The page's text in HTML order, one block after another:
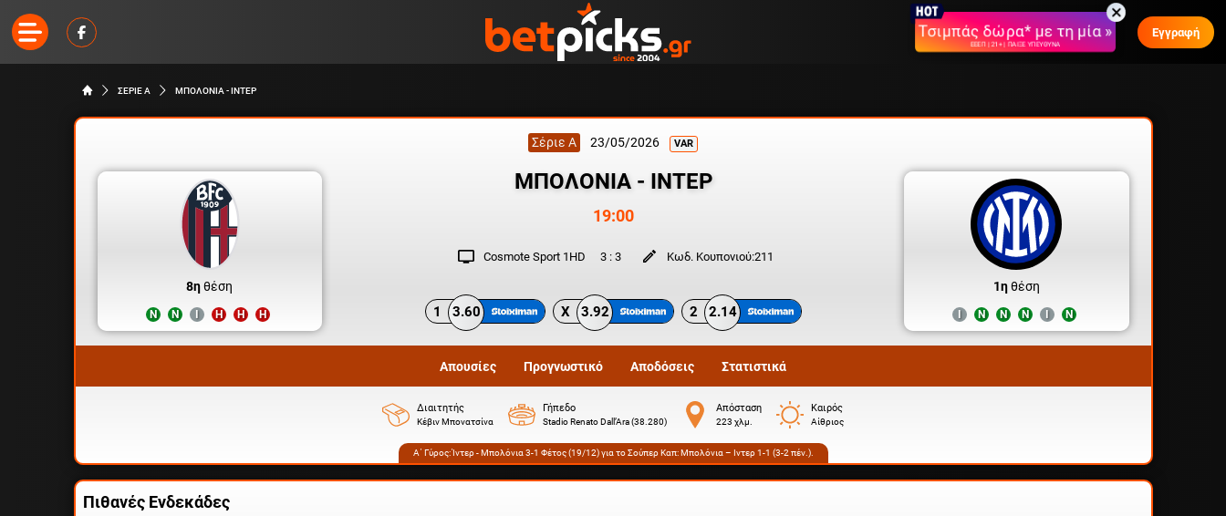
Τσιμπάς δώρα* με τη μία »
ΕΕΕΠ | 21+ | ΠΑΙΞΕ ΥΠΕΥΘΥΝΑ
Εγγραφή
ΣΕΡΙΕ Α ΜΠΟΛΟΝΙΑ - ΙΝΤΕΡ
8ηθέση
Ν Ν Ι Η Η Η
Σέριε Α 23/05/2026 VAR
ΜΠΟΛΟΝΙΑ - ΙΝΤΕΡ
19:00
Cosmote Sport 1HD 3 : 3 Κωδ. Κουπονιού:211
1 3.60 X 3.92 2 2.14
1ηθέση
Ι Ν Ν Ν Ι Ν
Απουσίες Προγνωστικό Αποδόσεις Στατιστικά
Διαιτητής
Κέβιν Μπονατσίνα
Γήπεδο
Stadio Renato Dall’Ara (38.280)
Απόσταση
223 χλμ.
Καιρός
Αίθριος
Α΄ Γύρος:Ίντερ - Μπολόνια 3-1 Φέτος (19/12) για το Σούπερ Καπ: Μπολόνια – Ιντερ 1-1 (3-2 πέν.).
Πιθανές Ενδεκάδες